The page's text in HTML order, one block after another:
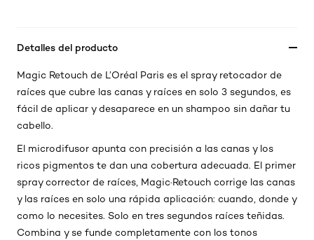
Detalles del producto
Magic Retouch de L’Oréal Paris es el spray retocador de
raíces que cubre las canas y raíces en solo 3 segundos, es
fácil de aplicar y desaparece en un shampoo sin dañar tu
cabello.
El microdifusor apunta con precisión a las canas y los
ricos pigmentos te dan una cobertura adecuada. El primer
spray corrector de raíces, Magic·Retouch corrige las canas
y las raíces en solo una rápida aplicación: cuando, donde y
como lo necesites. Solo en tres segundos raíces teñidas.
Combina y se funde completamente con los tonos